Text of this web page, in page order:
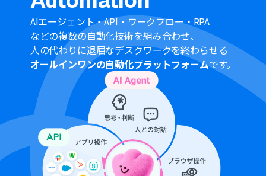
ください
Google スプレッドシートをアプリトリガーとして使用す
る際の注意事項は「 【アプリトリガー】Google スプレッ
ドシートのトリガーにおける注意事項」を参照してくだ
さい
AIエージェント・API・ワークフロー・RPA
などの複数の自動化技術を組み合わせ、
人の代わりに退屈なデスクワークを終わらせる
オールインワンの自動化プラットフォームです。